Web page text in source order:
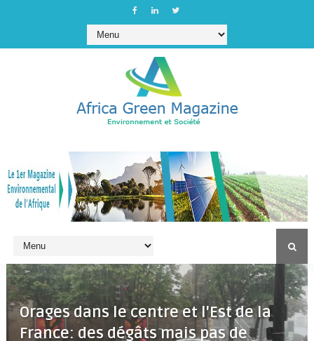
Orages dans le centre et l'Est de la
France: des dégâts mais pas de